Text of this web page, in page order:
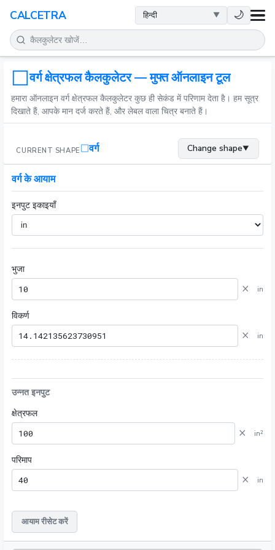
CALCETRA 🌙
गणित
रूपांतरण
विज्ञान
अन्य टूल
वर्ग क्षेत्रफल कैलकुलेटर — मुफ्त ऑनलाइन टूल
हमारा ऑनलाइन वर्ग क्षेत्रफल कैलकुलेटर कुछ ही सेकंड में परिणाम देता है। हम सूत्र
दिखाते हैं, आपके मान दर्ज करते हैं, और लेबल वाला चित्र बनाते हैं।
CURRENT SHAPE वर्ग Change shape▼
वर्ग के आयाम
इनपुट इकाइयाँ
भुजा
× in
विकर्ण
× in
उन्नत इनपुट
क्षेत्रफल
× in²
परिमाप
× in
आयाम रीसेट करें